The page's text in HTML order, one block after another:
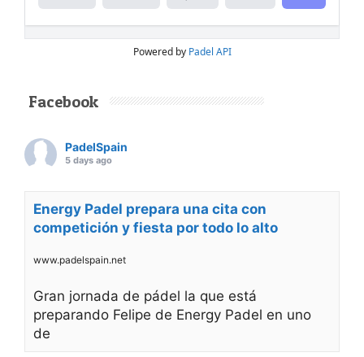
Powered by Padel API
Facebook
PadelSpain
5 days ago
Energy Padel prepara una cita con
competición y fiesta por todo lo alto
www.padelspain.net
Gran jornada de pádel la que está
preparando Felipe de Energy Padel en uno
de